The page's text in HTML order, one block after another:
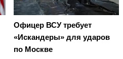
Офицер ВСУ требует
«Искандеры» для ударов
по Москве